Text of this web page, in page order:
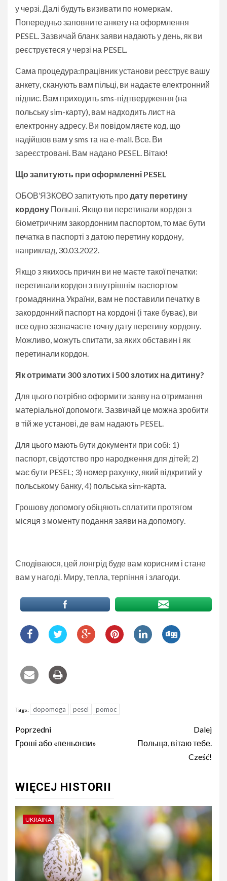
у черзі. Далі будуть визивати по номеркам.
Попередньо заповните анкету на оформлення
PESEL. Зазвичай бланк заяви надають у день, як ви
реєструєтеся у черзі на PESEL.
Сама процедура:працівник установи реєструє вашу
анкету, сканують вам пільці, ви надаєте електронний
підпис. Вам приходить sms-підтвердження (на
польську sim-карту), вам надходить лист на
електронну адресу. Ви повідомляєте код, що
надійшов вам у sms та на e-mail. Все. Ви
зареєстровані. Вам надано PESEL. Вітаю!
Що запитують при оформленні PESEL
ОБОВ’ЯЗКОВО запитують продату перетину
кордону Польші. Якщо ви перетинали кордон з
біометричним закордонним паспортом, то має бути
печатка в паспорті з датою перетину кордону,
наприклад, 30.03.2022.
Якщо з якихось причин ви не маєте такої печатки:
перетинали кордон з внутрішнім паспортом
громадянина України, вам не поставили печатку в
закордонний паспорт на кордоні (і таке буває), ви
все одно зазначаєте точну дату перетину кордону.
Можливо, можуть спитати, за яких обставин і як
перетинали кордон.
Як отримати 300 злотих і 500 злотих на дитину?
Для цього потрібно оформити заяву на отримання
матеріальної допомоги. Зазвичай це можна зробити
в тій же установі, де вам надають PESEL.
Для цього мають бути документи при собі: 1)
паспорт, свідотство про народження для дітей; 2)
має бути PESEL; 3) номер рахунку, який відкритий у
польському банку, 4) польська sim-карта.
Грошову допомогу обіцяють сплатити протягом
місяця з моменту подання заяви на допомогу.
Сподіваюся, цей лонгрід буде вам корисним і стане
вам у нагоді. Миру, тепла, терпіння і злагоди.
Tags: dopomoga pesel pomoc
Nawigacja
wpisu
Poprzedni
Гроші або «пеньонзи»
Dalej
Польща, вітаю тебе.
Cześć!
WIĘCEJ HISTORII
UKRAINA